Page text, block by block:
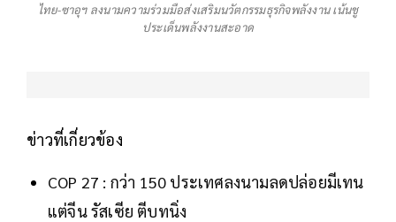
ไทย-ซาอุฯ ลงนามความร่วมมือส่งเสริมนวัตกรรมธุรกิจพลังงาน เน้นชู
ประเด็นพลังงานสะอาด
ข่าวที่เกี่ยวข้อง
COP 27 : กว่า 150 ประเทศลงนามลดปล่อยมีเทน
แต่จีน รัสเซีย ตีบทนิ่ง